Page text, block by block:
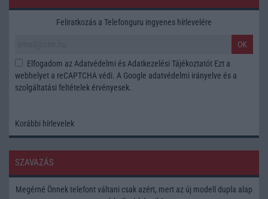
Feliratkozás a Telefonguru ingyenes hírlevelére
OK
Elfogadom az Adatvédelmi és Adatkezelési Tájékoztatót Ezt a
webhelyet a reCAPTCHA védi. A Google adatvédelmi irányelve és a
szolgáltatási feltételek érvényesek.
Korábbi hírlevelek
SZAVAZÁS
Megérné Önnek telefont váltani csak azért, mert az új modell dupla alap